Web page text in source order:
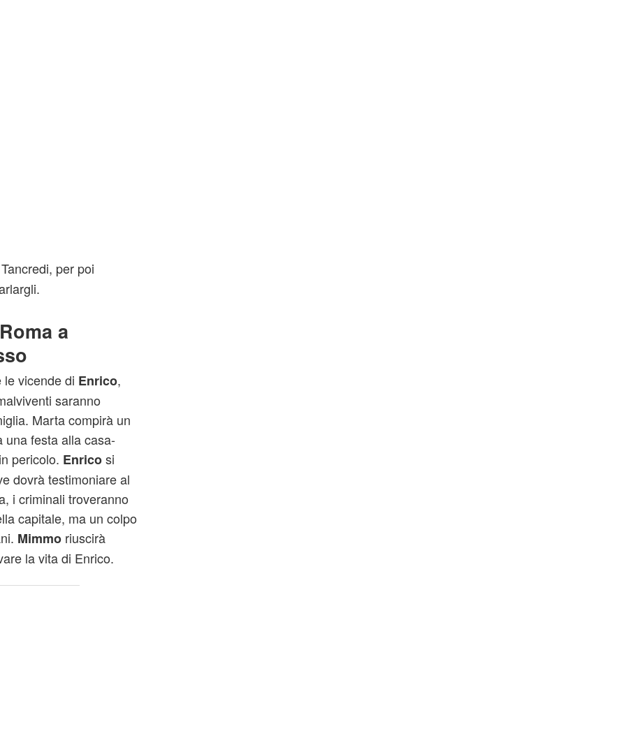
per poi
a
vicende di Enrico,
saranno
Marta compirà un
festa alla casa-
pericolo. Enricosi
dovrà testimoniare al
i criminali troveranno
capitale, ma un colpo
Mimmoriuscirà
la vita di Enrico.